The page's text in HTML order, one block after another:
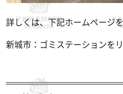
詳しくは、下記ホームページ
新城市：ゴミステーションを